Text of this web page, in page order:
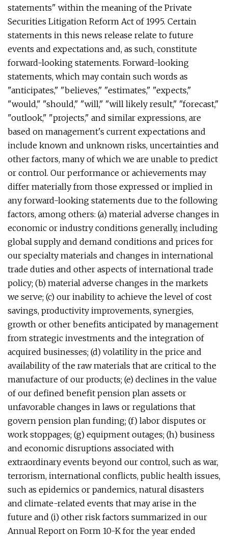
statements" within the meaning of the Private
Securities Litigation Reform Act of 1995. Certain
statements in this news release relate to future
events and expectations and, as such, constitute
forward-looking statements. Forward-looking
statements, which may contain such words as
"anticipates," "believes," "estimates," "expects,"
"would," "should," "will," "will likely result," "forecast,"
"outlook," "projects," and similar expressions, are
based on management's current expectations and
include known and unknown risks, uncertainties and
other factors, many of which we are unable to predict
or control. Our performance or achievements may
differ materially from those expressed or implied in
any forward-looking statements due to the following
factors, among others: (a) material adverse changes in
economic or industry conditions generally, including
global supply and demand conditions and prices for
our specialty materials and changes in international
trade duties and other aspects of international trade
policy; (b) material adverse changes in the markets
we serve; (c) our inability to achieve the level of cost
savings, productivity improvements, synergies,
growth or other benefits anticipated by management
from strategic investments and the integration of
acquired businesses; (d) volatility in the price and
availability of the raw materials that are critical to the
manufacture of our products; (e) declines in the value
of our defined benefit pension plan assets or
unfavorable changes in laws or regulations that
govern pension plan funding; (f) labor disputes or
work stoppages; (g) equipment outages; (h) business
and economic disruptions associated with
extraordinary events beyond our control, such as war,
terrorism, international conflicts, public health issues,
such as epidemics or pandemics, natural disasters
and climate-related events that may arise in the
future and (i) other risk factors summarized in our
Annual Report on Form 10-K for the year ended